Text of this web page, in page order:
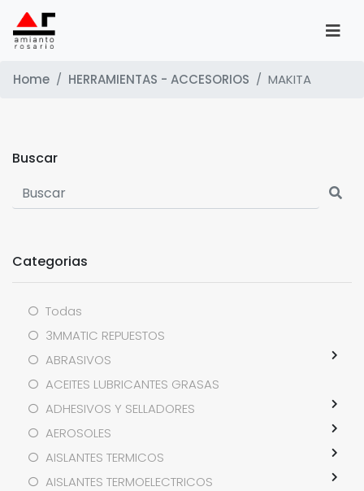
Home HERRAMIENTAS - ACCESORIOS MAKITA
Buscar
Categorias
Todas
3MMATIC REPUESTOS
ABRASIVOS
ACEITES LUBRICANTES GRASAS
ADHESIVOS Y SELLADORES
AEROSOLES
AISLANTES TERMICOS
AISLANTES TERMOELECTRICOS